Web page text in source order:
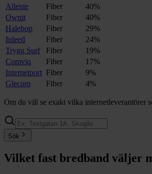
Allente
Fiber
40%
Ownit
Fiber
40%
Halebop
Fiber
29%
Inleed
Fiber
24%
Trygg Surf
Fiber
19%
Comviq
Fiber
17%
Internetport Fiber
9%
Glecom
Fiber 4%
Om du vill se exakt vilka internetleverantörer
Sök
Vilket fast bredband väljer